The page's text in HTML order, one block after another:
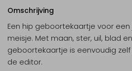
Omschrijving
Een hip geboortekaartje voor
meisje. Met maan, ster, uil, blad
geboortekaartje is eenvoudig
de editor.